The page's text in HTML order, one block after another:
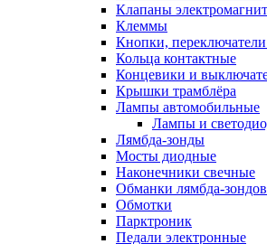
Клапаны
Клеммы
Кнопки,
Кольца контактные
Концевики и
Крышки трамблёра
Лампы автомобильные
Лампы и
Лямбда-зонды
Мосты диодные
Наконечники свечные
Обманки лямбда-зондов
Обмотки
Парктроник
Педали электронные